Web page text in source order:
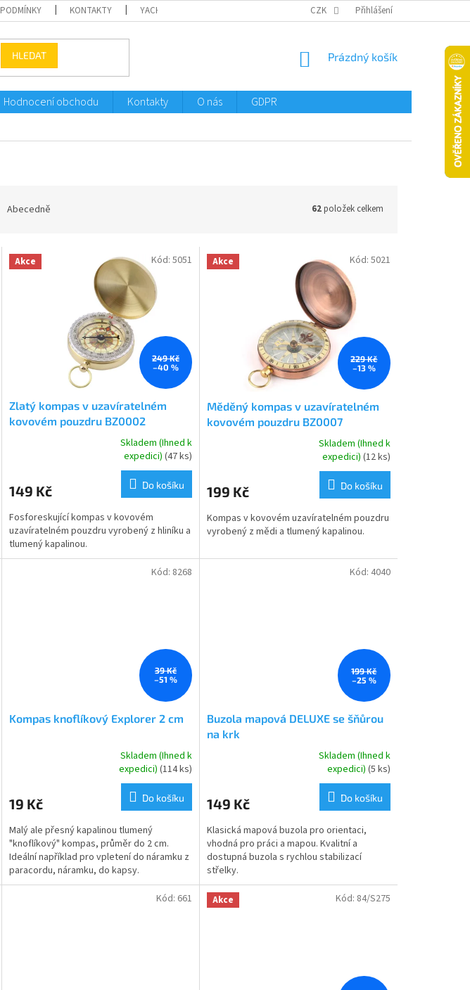
KONTAKTY YACHTMENI CZK Přihlášení
HLEDAT
NÁKUPNÍ
Prázdný košík
Hodnocení obchodu Kontakty O nás GDPR
Abecedně 62položek celkem
Akce
249 Kč
–40 %
Zlatý kompas v uzavíratelném
kovovém pouzdru BZ0002
je
z
5
hvězdiček.
Skladem (Ihned k
expedici) (47 ks)
149 Kč Do košíku
Fosforeskující kompas v kovovém
uzavíratelném pouzdru vyrobený z hliníku a
tlumený kapalinou.
Kód: 5051 Akce
229 Kč
–13 %
Měděný kompas v uzavíratelném
kovovém pouzdru BZ0007
je
z
5
Skladem (Ihned k
expedici) (12 ks)
199 Kč Do košíku
Kompas v kovovém uzavíratelném pouzdru
vyrobený z mědi a tlumený kapalinou.
Kód: 5021
39 Kč
–51 %
Kompas knoflíkový Explorer 2 cm
je
z
5
hvězdiček.
Skladem (Ihned k
expedici) (114 ks)
19 Kč Do košíku
Malý ale přesný kapalinou tlumený
"knoflíkový" kompas, průměr do 2 cm.
Ideální například pro vpletení do náramku z
paracordu, náramku, do kapsy.
Kód: 8268
199 Kč
–25 %
Buzola mapová DELUXE se šňůrou
na krk
je
z
5
hvězdiček.
Skladem (Ihned k
expedici) (5 ks)
149 Kč Do košíku
Klasická mapová buzola pro orientaci,
vhodná pro práci a mapou. Kvalitní a
dostupná buzola s rychlou stabilizací
střelky.
Kód: 4040
Kód: 661 Akce Kód: 84/S275